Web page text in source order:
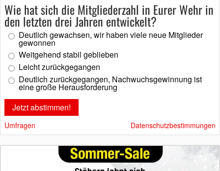
Wie hat sich die Mitgliederzahl in Eurer Wehr in
den letzten drei Jahren entwickelt?
Deutlich gewachsen, wir haben viele neue Mitglieder
gewonnen
Weitgehend stabil geblieben
Leicht zurückgegangen
Deutlich zurückgegangen, Nachwuchsgewinnung ist
eine große Herausforderung
Umfragen Datenschutzbestimmungen